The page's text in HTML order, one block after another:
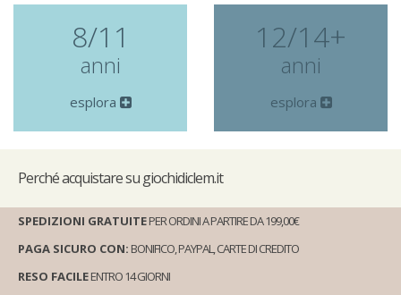
8/11
anni
esplora
12/14+
anni
esplora
Perchéacquistare su giochidiclem.it
SPEDIZIONI GRATUITEPER ORDINI A PARTIRE DA 199,00€
PAGA SICURO CON: BONIFICO, PAYPAL, CARTE DI CREDITO
RESO FACILEENTRO 14 GIORNI